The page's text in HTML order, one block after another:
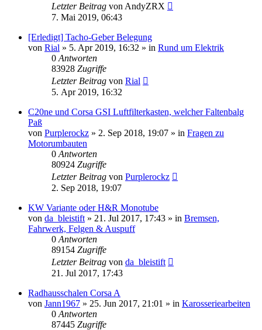
Letzter Beitrag von AndyZRX
7. Mai 2019, 06:43
[Erledigt] Tacho-Geber Belegung
von Rial » 5. Apr 2019, 16:32 » in Rund um Elektrik
0 Antworten
83928 Zugriffe
Letzter Beitrag von Rial
5. Apr 2019, 16:32
C20ne und Corsa GSI Luftfilterkasten, welcher Faltenbalg
Paß
von Purplerockz » 2. Sep 2018, 19:07 » in Fragen zu
Motorumbauten
0 Antworten
80924 Zugriffe
Letzter Beitrag von Purplerockz
2. Sep 2018, 19:07
KW Variante oder H&R Monotube
von da_bleistift » 21. Jul 2017, 17:43 » in Bremsen,
Fahrwerk, Felgen & Auspuff
0 Antworten
89154 Zugriffe
Letzter Beitrag von da_bleistift
21. Jul 2017, 17:43
Radhausschalen Corsa A
von Jann1967 » 25. Jun 2017, 21:01 » in Karosseriearbeiten
0 Antworten
87445 Zugriffe